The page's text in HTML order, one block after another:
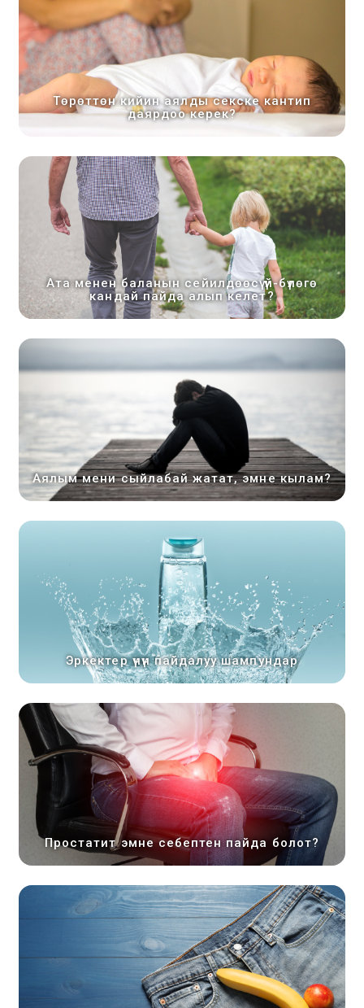
Төрөттөн кийин аялды секске кантип
даярдоо керек?
Ата менен баланын сейилдөөсү үй-бүлөгө
кандай пайда алып келет?
Аялым мени сыйлабай жатат, эмне кылам?
Эркектер үчүн пайдалуу шампундар
Простатит эмне себептен пайда болот?